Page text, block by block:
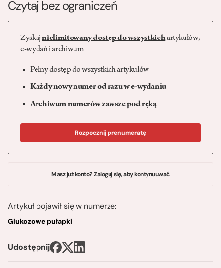
Czytaj bez ograniczeń
Zyskajnielimitowany dostęp do wszystkichartykułów,
e-wydań i archiwum
Pełny dostęp do wszystkich artykułów
Każdy nowy numer od razu w e-wydaniu
Archiwum numerów zawsze pod ręką
Rozpocznij prenumeratę
Masz już konto? Zaloguj się, aby kontynuuwać
Artykuł pojawił się w numerze:
Glukozowe pułapki
Udostępnij